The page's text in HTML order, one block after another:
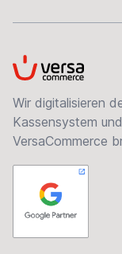
VersaCommerce
Wir digitalisieren
Kassensystem
VersaCommerce